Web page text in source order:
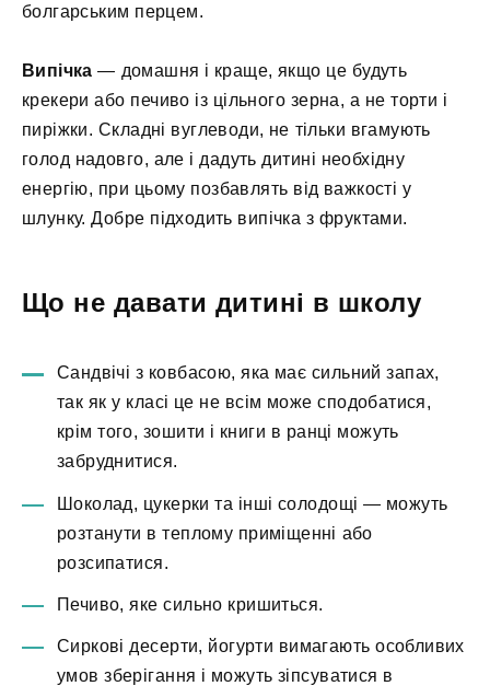
болгарським перцем.
Випічка — домашня і краще, якщо це будуть
крекери або печиво із цільного зерна, а не торти і
пиріжки. Складні вуглеводи, не тільки вгамують
голод надовго, але і дадуть дитині необхідну
енергію, при цьому позбавлять від важкості у
шлунку. Добре підходить випічка з фруктами.
Що не давати дитині в школу
Сандвічі з ковбасою, яка має сильний запах,
так як у класі це не всім може сподобатися,
крім того, зошити і книги в ранці можуть
забруднитися.
Шоколад, цукерки та інші солодощі — можуть
розтанути в теплому приміщенні або
розсипатися.
Печиво, яке сильно кришиться.
Сиркові десерти, йогурти вимагають особливих
умов зберігання і можуть зіпсуватися в